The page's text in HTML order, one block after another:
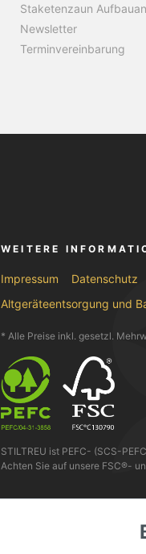
Staketenzaun
Newsletter
Terminvereinbarung
WEITERE
Impressum Datenschutz
Altgeräteentsorgung und
* Alle Preise inkl. gesetzl.
STILTREU ist PEFC- (SCS-
Achten Sie auf unsere FSC®-
BEZAHLEN KANNST